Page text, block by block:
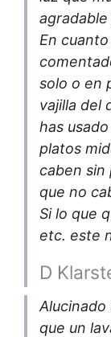
En
solo o en
vajilla del
has
platos
caben sin
que no
Si lo que
etc. este
D
que un